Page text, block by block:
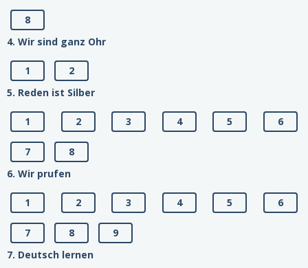
8
4. Wir sind ganz Ohr
1
2
5. Reden ist Silber
1 2 3 4 5 6
7
8
6. Wir prufen
1 2 3 4 5 6
7 8
9
7. Deutsch lernen